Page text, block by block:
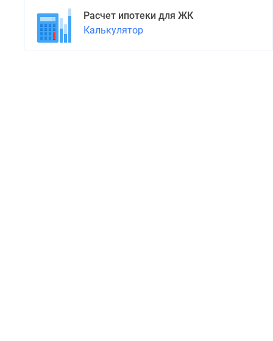
Расчет ипотеки для ЖК
Калькулятор